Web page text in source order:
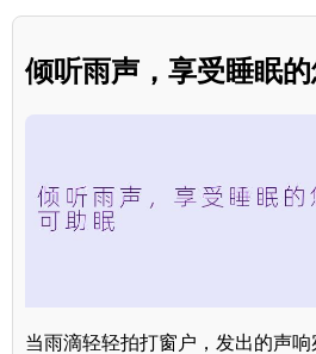
倾听雨声，享受睡眠
当雨滴轻轻拍打窗户，发出的声